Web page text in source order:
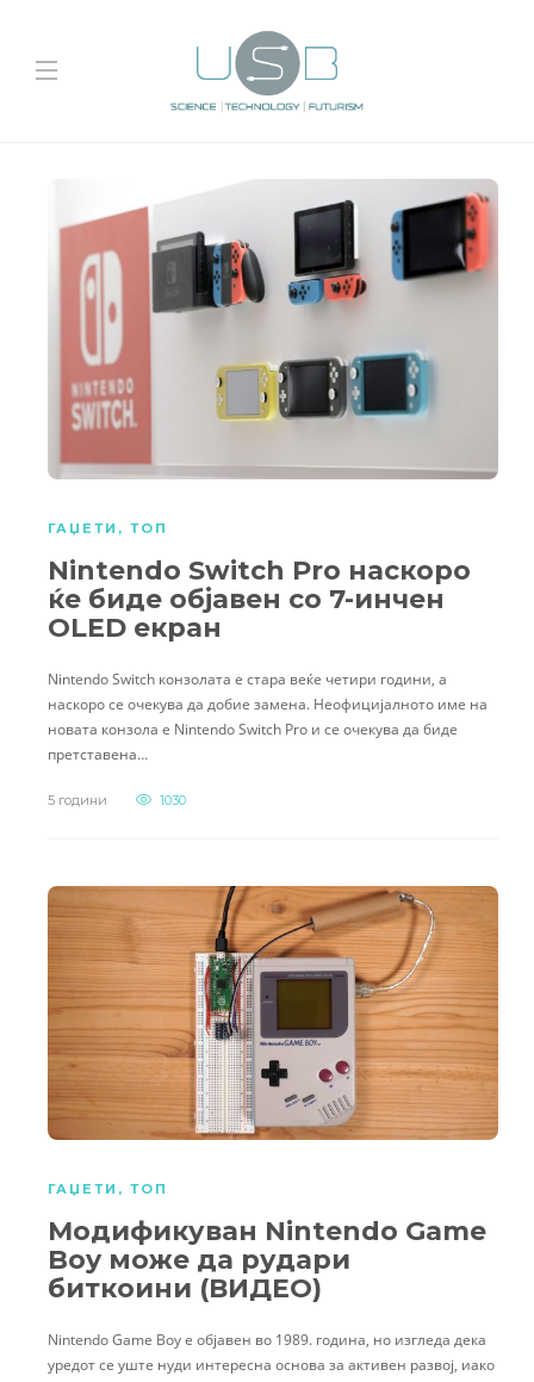
ГАЏЕТИ , ТОП
Nintendo Switch Pro наскоро
ќе биде објавен со 7-инчен
OLED екран
Nintendo Switch конзолата е стара веќе четири години, а
наскоро се очекува да добие замена. Неофицијалното име на
новата конзола е Nintendo Switch Pro и се очекува да биде
претставена…
5 години 1030
ГАЏЕТИ , ТОП
Модификуван Nintendo Game
Boy може да рудари
биткоини (ВИДЕО)
Nintendo Game Boy е објавен во 1989. година, но изгледа дека
уредот се уште нуди интересна основа за активен развој, иако